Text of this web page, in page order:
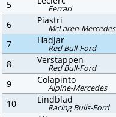
5
Ferrari
6
Piastri
McLaren-Mercedes
7
Hadjar
Red Bull-Ford
8
Verstappen
Red Bull-Ford
9
Colapinto
Alpine-Mercedes
10
Lindblad
Racing Bulls-Ford